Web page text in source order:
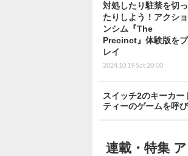
対処したり駐禁を切っ
たりしよう！アクショ
ンシム『The
Precinct』体験版をプ
レイ
2024.10.19 Sat 20:00
スイッチ2のキーカ
ティーのゲームを呼
連載・特集